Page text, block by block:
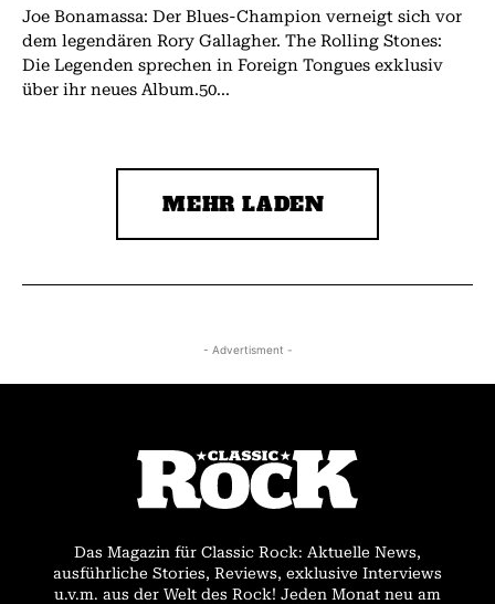
Joe Bonamassa: Der Blues-Champion verneigt sich vor
dem legendären Rory Gallagher. The Rolling Stones:
Die Legenden sprechen in Foreign Tongues exklusiv
über ihr neues Album.50...
MEHR LADEN
- Advertisment -
Das Magazin für Classic Rock: Aktuelle News,
ausführliche Stories, Reviews, exklusive Interviews
u.v.m. aus der Welt des Rock! Jeden Monat neu am